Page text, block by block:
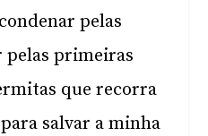
pelas
pelas primeiras
que recorra
salvar a minha